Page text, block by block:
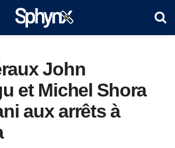
John
et Michel Shora
aux arrêts à